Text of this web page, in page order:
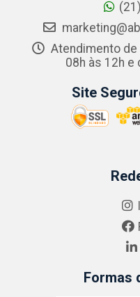
Atendimento
08h às 12h e
Site
Formas